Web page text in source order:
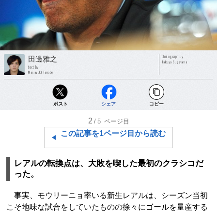
田邊雅之
text by
Masayuki Tanabe
photograph by
Takuya Sugiyama
ポスト シェア コピー
2 /5 ページ目
この記事を1ページ目から読む
レアルの転換点は、大敗を喫した最初のクラシコだ
った。
事実、モウリーニョ率いる新生レアルは、シーズン当初
こそ地味な試合をしていたものの徐々にゴールを量産する